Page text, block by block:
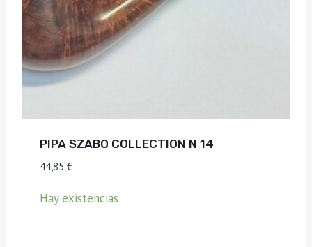
PIPA SZABO COLLECTION N 14
44,85 €
Hay existencias